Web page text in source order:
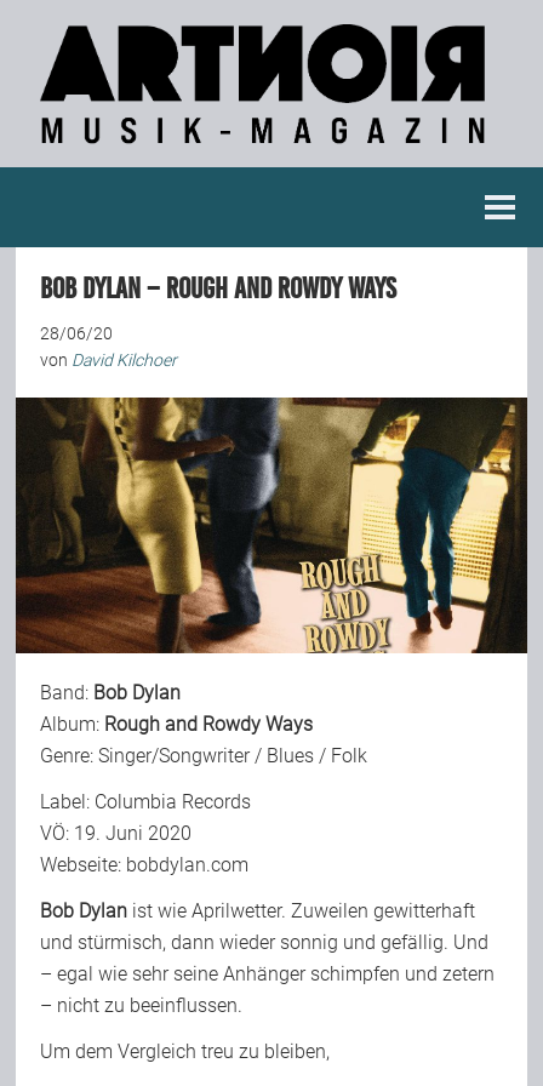
Konzertberichte
Fotoreportagen
Interviews
Weitere Berichte
Bild-Archiv
Rezensionen
Musik
Alles andere
Backstage
Kontakt
Bob Dylan – Rough and Rowdy Ways
28/06/20
von David Kilchoer
Band: Bob Dylan
Album: Rough and Rowdy Ways
Genre: Singer/Songwriter / Blues / Folk
Label: Columbia Records
VÖ: 19. Juni 2020
Webseite: bobdylan.com
Bob Dylan ist wie Aprilwetter. Zuweilen gewitterhaft
und stürmisch, dann wieder sonnig und gefällig. Und
– egal wie sehr seine Anhänger schimpfen und zetern
– nicht zu beeinflussen.
Um dem Vergleich treu zu bleiben,